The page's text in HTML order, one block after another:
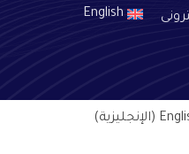
English
(الإنجليزية)